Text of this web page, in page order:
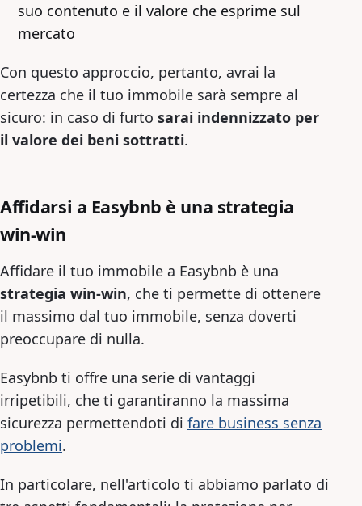
suo contenuto e il valore che esprime sul
mercato
Con questo approccio, pertanto, avrai la
certezza che il tuo immobile sarà sempre al
sicuro: in caso di furto sarai indennizzato per
il valore dei beni sottratti.
Affidarsi a Easybnb è una strategia
win-win
Affidare il tuo immobile a Easybnb è una
strategia win-win, che ti permette di ottenere
il massimo dal tuo immobile, senza doverti
preoccupare di nulla.
Easybnb ti offre una serie di vantaggi
irripetibili, che ti garantiranno la massima
sicurezza permettendoti di fare business senza
problemi.
In particolare, nell'articolo ti abbiamo parlato di